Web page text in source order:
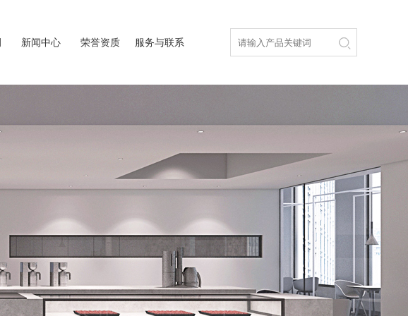
新闻中心 荣誉资质 服务与联系